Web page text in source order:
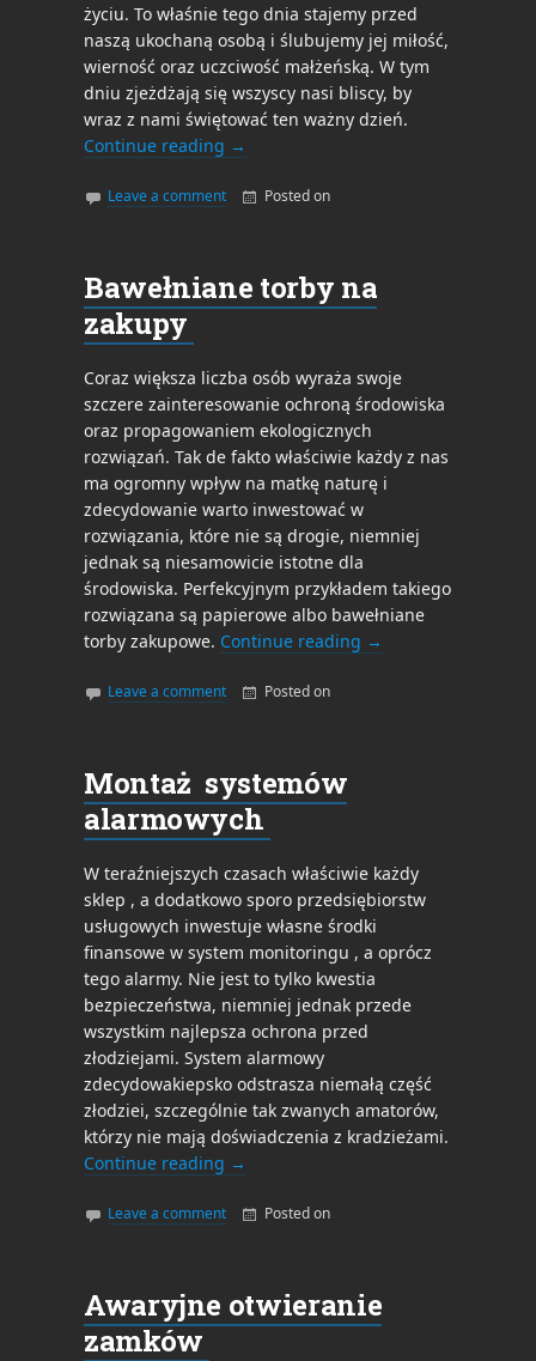
życiu. To właśnie tego dnia stajemy przed
naszą ukochaną osobą i ślubujemy jej miłość,
wierność oraz uczciwość małżeńską. W tym
dniu zjeżdżają się wszyscy nasi bliscy, by
wraz z nami świętować ten ważny dzień.
Continue reading →
Leave a comment Posted on
Bawełniane torby na
zakupy
Coraz większa liczba osób wyraża swoje
szczere zainteresowanie ochroną środowiska
oraz propagowaniem ekologicznych
rozwiązań. Tak de fakto właściwie każdy z nas
ma ogromny wpływ na matkę naturę i
zdecydowanie warto inwestować w
rozwiązania, które nie są drogie, niemniej
jednak są niesamowicie istotne dla
środowiska. Perfekcyjnym przykładem takiego
rozwiązana są papierowe albo bawełniane
torby zakupowe. Continue reading →
Leave a comment Posted on
Montaż systemów
alarmowych
W teraźniejszych czasach właściwie każdy
sklep , a dodatkowo sporo przedsiębiorstw
usługowych inwestuje własne środki
finansowe w system monitoringu , a oprócz
tego alarmy. Nie jest to tylko kwestia
bezpieczeństwa, niemniej jednak przede
wszystkim najlepsza ochrona przed
złodziejami. System alarmowy
zdecydowakiepsko odstrasza niemałą część
złodziei, szczególnie tak zwanych amatorów,
którzy nie mają doświadczenia z kradzieżami.
Continue reading →
Leave a comment Posted on
Awaryjne otwieranie
zamków